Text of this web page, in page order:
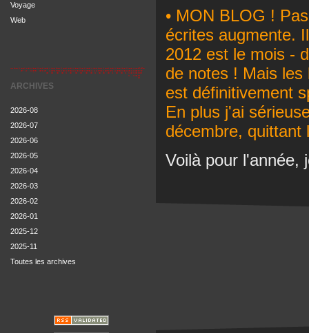
Voyage
Web
ARCHIVES
2026-08
2026-07
2026-06
2026-05
2026-04
2026-03
2026-02
2026-01
2025-12
2025-11
Toutes les archives
• MON BLOG !
écrites augmente.
2012 est le mois -
de notes ! Mais
est définitivement
En plus j'ai
décembre, quittant
Voilà pour l'année,